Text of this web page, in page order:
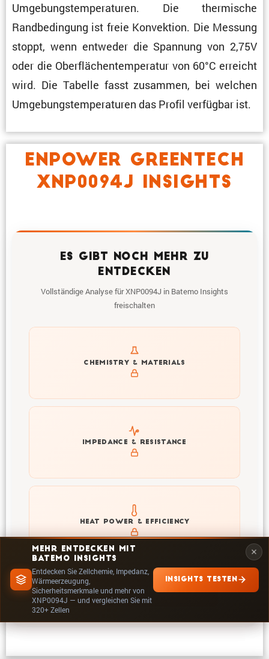
MEHR ENTDECKEN MIT
BATEMO INSIGHTS
Entdecken Sie Zellchemie, Impedanz,
Wärmeerzeugung,
Sicherheitsmerkmale und mehr von
XNP0094J — und vergleichen Sie mit
320+ Zellen
INSIGHTS TESTEN
Umgebungs­tem­pe­ra­turen. Die thermi­sche
Randbe­din­gung ist freie Konvek­tion. Die Messung
stoppt, wenn entweder die Spannung von 2,75V
oder die Oberflä­chen­tem­pe­ratur von 60°C erreicht
wird. Die Tabelle fasst zusammen, bei welchen
Umgebungs­tem­pe­ra­turen das Profil verfügbar ist.
ENPOWER GREENTECH
XNP0094J INSIGHTS
ES GIBT NOCH MEHR ZU
ENTDECKEN
Vollständige Analyse für XNP0094J in Batemo Insights
freischalten
CHEMISTRY & MATERIALS
Get to know active materials for the XNP0094J
IMPEDANCE & RESISTANCE
Explore impedance spectrum and DCIR (SOC, T) of
XNP0094J
HEAT POWER & EFFICIENCY
Explore heat generation and cell efficiency at different
temperatures and powers of XNP0094J
IN INSIGHTS ERKUNDEN